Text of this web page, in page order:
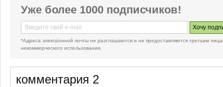
Уже более 1000 подписчиков!
*Адреса электронной почты не разглашаются и не предоставляются третьим
некоммерческого использования.
комментария 2